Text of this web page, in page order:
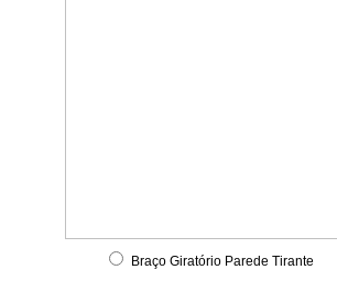
Braço Giratório Parede Tirante